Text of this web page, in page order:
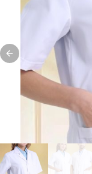
Previous slide